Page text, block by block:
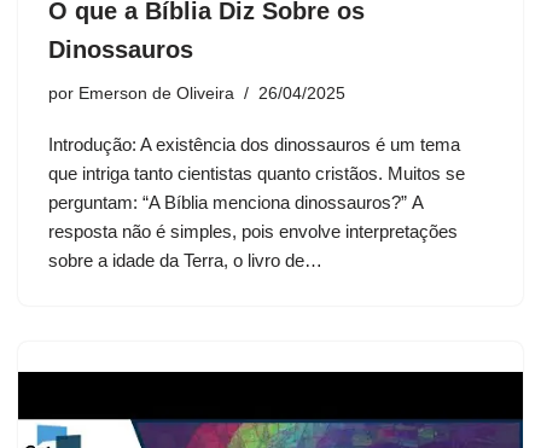
O que a Bíblia Diz Sobre os
Dinossauros
por Emerson de Oliveira 26/04/2025
Introdução: A existência dos dinossauros é um tema
que intriga tanto cientistas quanto cristãos. Muitos se
perguntam: “A Bíblia menciona dinossauros?” A
resposta não é simples, pois envolve interpretações
sobre a idade da Terra, o livro de…